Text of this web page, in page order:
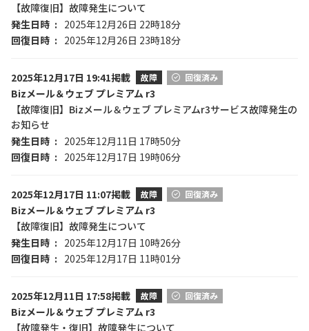
【故障復旧】故障発生について
発生日時
2025年12月26日 22時18分
回復日時
2025年12月26日 23時18分
2025年12月17日 19:41掲載 故障 回復済み
Bizメール＆ウェブ プレミアム r3
【故障復旧】Bizメール＆ウェブ プレミアムr3サービス故障発生の
お知らせ
発生日時
2025年12月11日 17時50分
回復日時
2025年12月17日 19時06分
2025年12月17日 11:07掲載 故障 回復済み
Bizメール＆ウェブ プレミアム r3
【故障復旧】故障発生について
発生日時
2025年12月17日 10時26分
回復日時
2025年12月17日 11時01分
2025年12月11日 17:58掲載 故障 回復済み
Bizメール＆ウェブ プレミアム r3
【故障発生・復旧】故障発生について